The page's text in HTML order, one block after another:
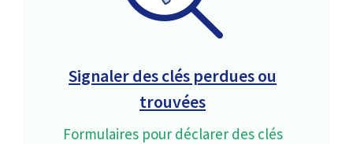
Signaler des clés perdues ou
trouvées
Formulaires pour déclarer des clés